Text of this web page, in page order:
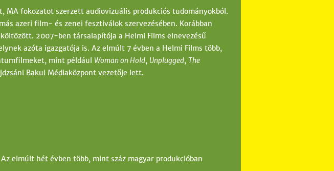
MA fokozatot szerzett audiovizuális produkciós tudományokból.
azeri film- és zenei fesztiválok szervezésében. Korábban
2007-ben társalapítója a Helmi Films elnevezésű
azóta igazgatója is. Az elmúlt 7 évben a Helmi Films több,
mint például Woman on Hold, Unplugged, The
Bakui Médiaközpont vezetője lett.
elmúlt hét évben több, mint száz magyar produkcióban